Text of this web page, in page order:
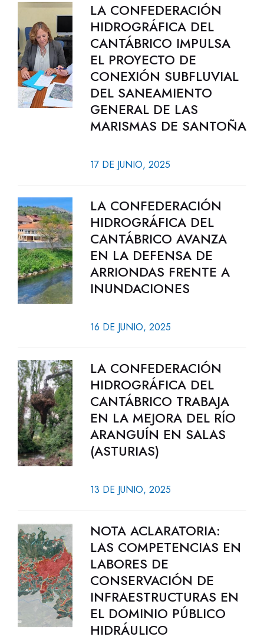
LA CONFEDERACIÓN
HIDROGRÁFICA DEL
CANTÁBRICO IMPULSA
EL PROYECTO DE
CONEXIÓN SUBFLUVIAL
DEL SANEAMIENTO
GENERAL DE LAS
MARISMAS DE SANTOÑA
17 DE JUNIO, 2025
LA CONFEDERACIÓN
HIDROGRÁFICA DEL
CANTÁBRICO AVANZA
EN LA DEFENSA DE
ARRIONDAS FRENTE A
INUNDACIONES
16 DE JUNIO, 2025
LA CONFEDERACIÓN
HIDROGRÁFICA DEL
CANTÁBRICO TRABAJA
EN LA MEJORA DEL RÍO
ARANGUÍN EN SALAS
(ASTURIAS)
13 DE JUNIO, 2025
NOTA ACLARATORIA:
LAS COMPETENCIAS EN
LABORES DE
CONSERVACIÓN DE
INFRAESTRUCTURAS EN
EL DOMINIO PÚBLICO
HIDRÁULICO